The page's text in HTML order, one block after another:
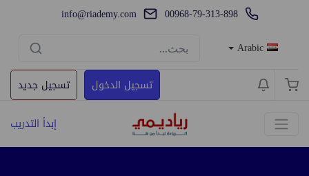
00968-79-313-898
info@riademy.com
Arabic
تسجيل الدخول
تسجيل جديد
إبدأ التدريب